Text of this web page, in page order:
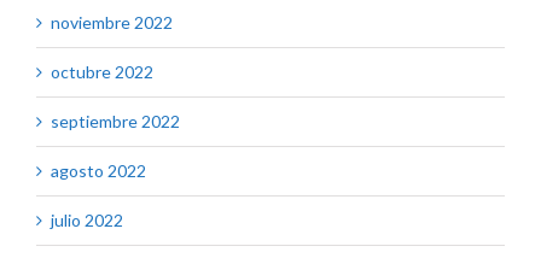
noviembre 2022
octubre 2022
septiembre 2022
agosto 2022
julio 2022